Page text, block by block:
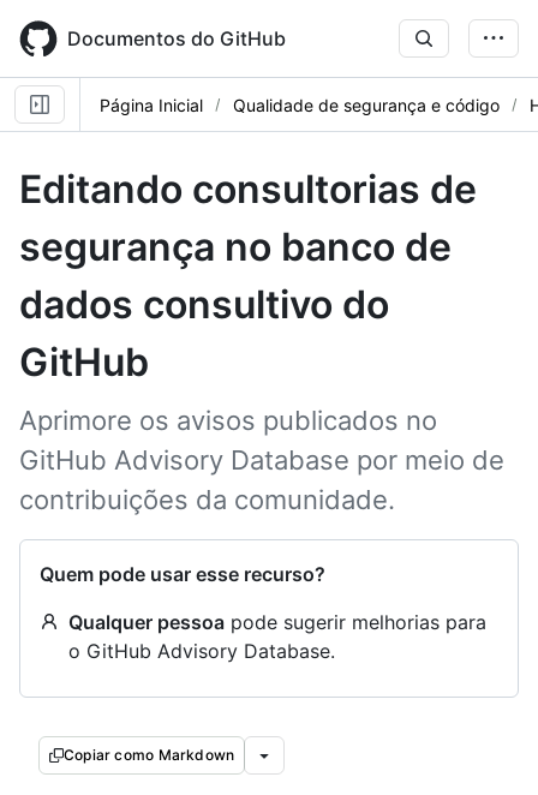
main
content
Documentos do GitHub
Página Inicial Qualidade de segurança e código
Editando consultorias de
segurança no banco de
dados consultivo do
GitHub
Aprimore os avisos publicados no
GitHub Advisory Database por meio de
contribuições da comunidade.
Quem pode usar esse recurso?
Qualquer pessoa pode sugerir melhorias para
o GitHub Advisory Database.
Copiar como Markdown